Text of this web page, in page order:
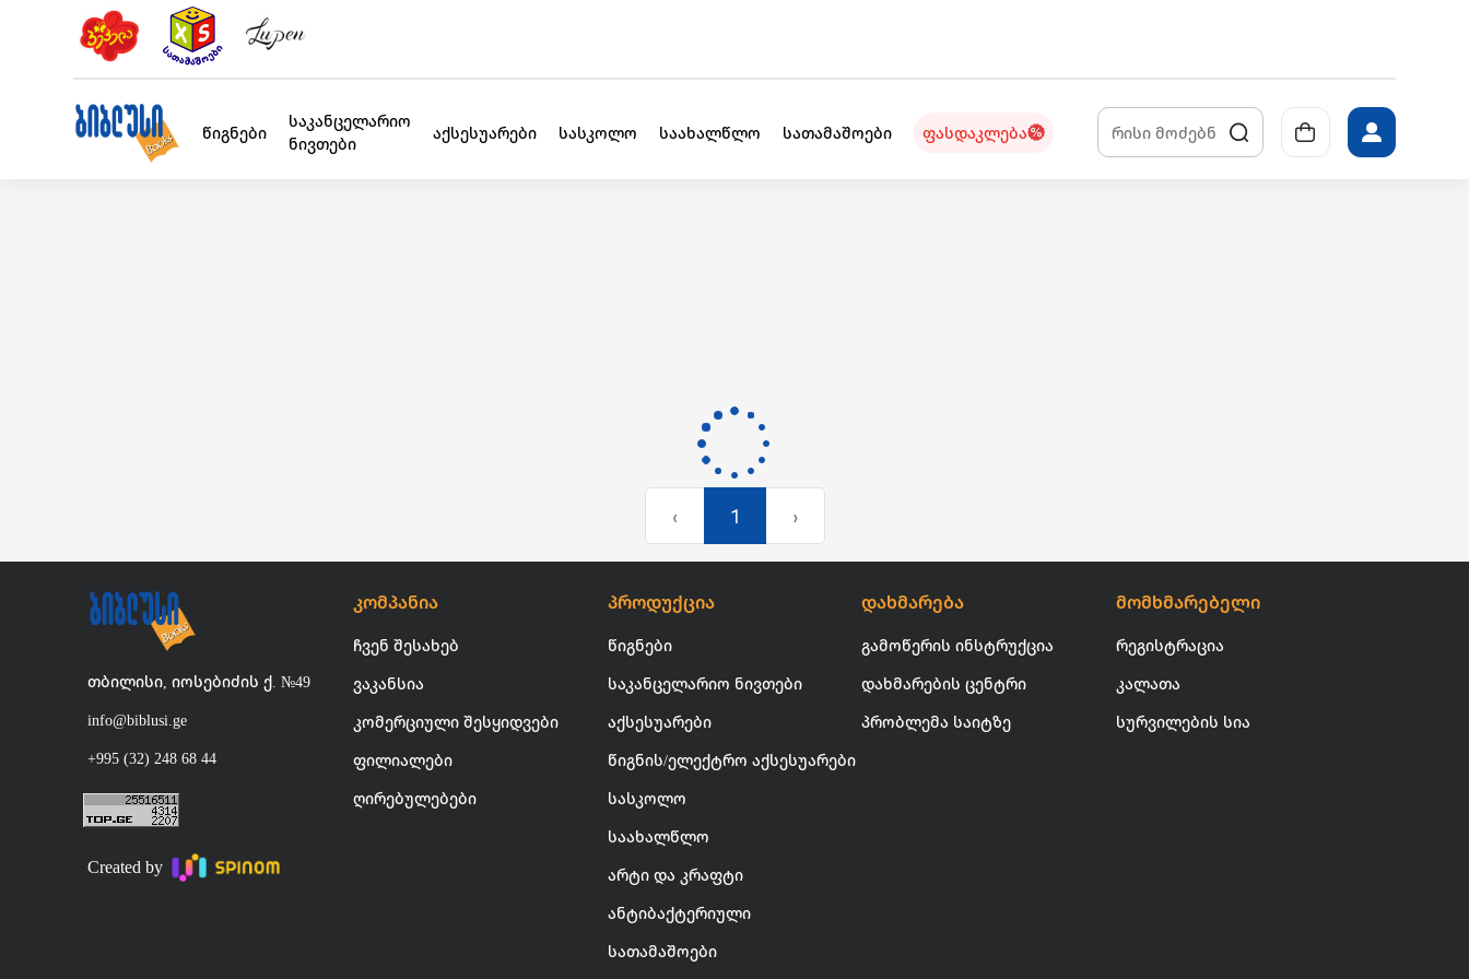
წიგნები
საკანცელარიო
ნივთები
აქსესუარები სასკოლო საახალწლო სათამაშოები ფასდაკლება
‹ 1 ›
თბილისი, იოსებიძის ქ. №49
info@biblusi.ge
+995 (32) 248 68 44
Created by
კომპანია
ჩვენ შესახებ
ვაკანსია
კომერციული შესყიდვები
ფილიალები
ღირებულებები
პროდუქცია
წიგნები
საკანცელარიო ნივთები
აქსესუარები
წიგნის/ელექტრო აქსესუარები
სასკოლო
საახალწლო
არტი და კრაფტი
ანტიბაქტერიული
სათამაშოები
დახმარება
გამოწერის ინსტრუქცია
დახმარების ცენტრი
პრობლემა საიტზე
მომხმარებელი
რეგისტრაცია
კალათა
სურვილების სია